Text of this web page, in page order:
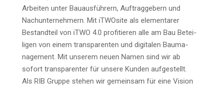
Arbei­ten unter Bau­aus­füh­rern, Auf­trag­ge­bern und
Nach­un­ter­neh­mern. Mit iTWO­si­te als ele­men­ta­rer
Bestand­teil von iTWO 4.0 pro­fi­tie­ren alle am Bau Betei­
li­gen von einem trans­pa­ren­ten und digi­ta­len Bau­ma­
nage­ment. Mit unse­rem neu­en Namen sind wir ab
sofort trans­pa­ren­ter für unse­re Kun­den auf­ge­stellt.
Als RIB Grup­pe ste­hen wir gemein­sam für eine Visi­on